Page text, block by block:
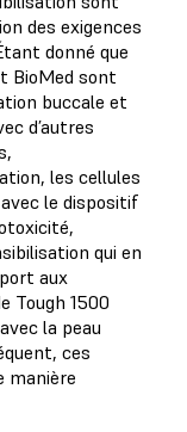
des exigences
donné que
BioMed sont
buccale et
d’autres
les cellules
le dispositif
qui en
aux
Tough 1500
la peau
ces
manière